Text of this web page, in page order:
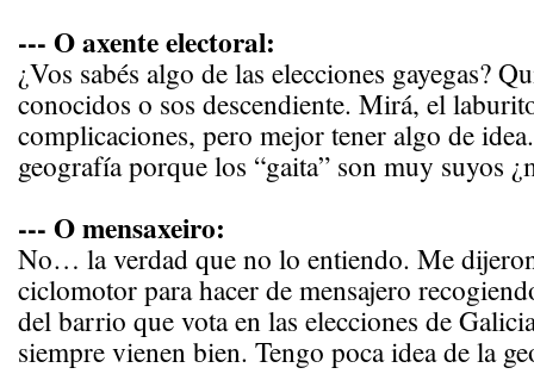
--- O axente electoral:
¿Vos sabés algo de las elecciones gayegas?
conocidos o sos descendiente. Mirá, el
complicaciones, pero mejor tener algo de
geografía porque los “gaita” son muy suyos
--- O mensaxeiro:
No… la verdad que no lo entiendo. Me
ciclomotor para hacer de mensajero
del barrio que vota en las elecciones de
siempre vienen bien. Tengo poca idea de la